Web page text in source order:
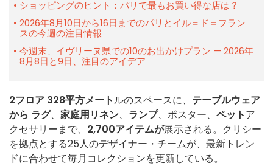
ショッピングのヒント：パリで最もお買い得な店は？
2026年8月10日から16日までのパリとイル＝ド＝フラン
スの今週の注目情報
今週末、イヴリーヌ県での10のお出かけプラン — 2026年
8月8日と9日、注目のアイデア
2フロア 328平方メートルのスペースに、 テーブルウェア
から ラグ、 家庭用リネン、 ランプ、ポスター、 ペットア
クセサリーまで、 2,700アイテムが展示される。クリシー
を拠点とする25人のデザイナー・チームが、最新トレン
ドに合わせて毎月コレクションを更新している。